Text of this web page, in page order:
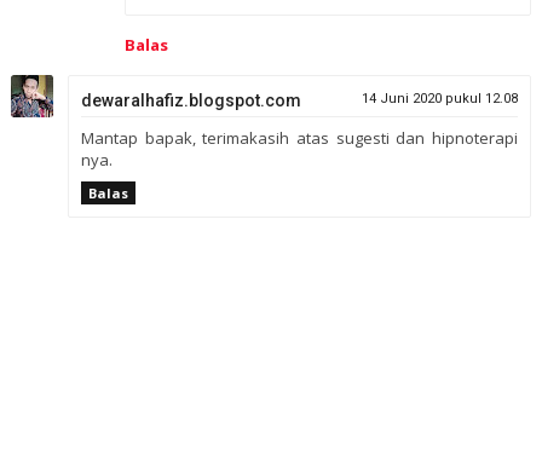
Balas
dewaralhafiz.blogspot.com 14 Juni 2020 pukul 12.08
Mantap bapak, terimakasih atas sugesti dan hipnoterapi
nya.
Balas